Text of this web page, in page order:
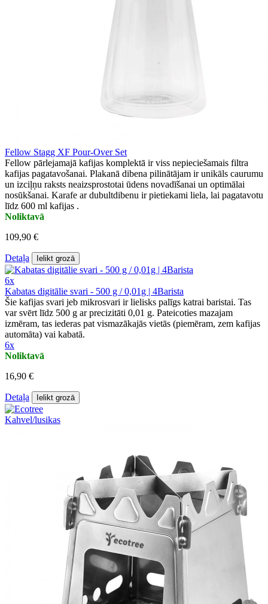
Fellow Stagg XF Pour-Over Set
Fellow pārlejamajā kafijas komplektā ir viss nepieciešamais filtra
kafijas pagatavošanai. Plakanā dibena pilinātājam ir unikāls caurumu
un izciļņu raksts neaizsprostotai ūdens novadīšanai un optimālai
nosūkšanai. Karafe ar dubultdibenu ir pietiekami liela, lai pagatavotu
līdz 600 ml kafijas .
Noliktavā
109,90 €
Detaļa Ielikt grozā
6x
Kabatas digitālie svari - 500 g / 0,01g | 4Barista
Šie kafijas svari jeb mikrosvari ir lielisks palīgs katrai baristai. Tas
var svērt līdz 500 g ar precizitāti 0,01 g. Pateicoties mazajam
izmēram, tas iederas pat vismazākajās vietās (piemēram, zem kafijas
automāta) vai kabatā.
6x
Noliktavā
16,90 €
Detaļa Ielikt grozā